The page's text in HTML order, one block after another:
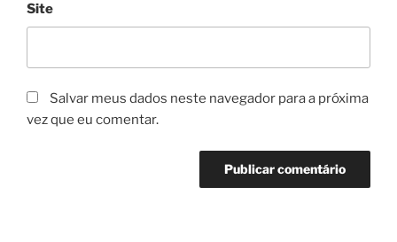
Site
Salvar meus dados neste navegador para a próxima
vez que eu comentar.